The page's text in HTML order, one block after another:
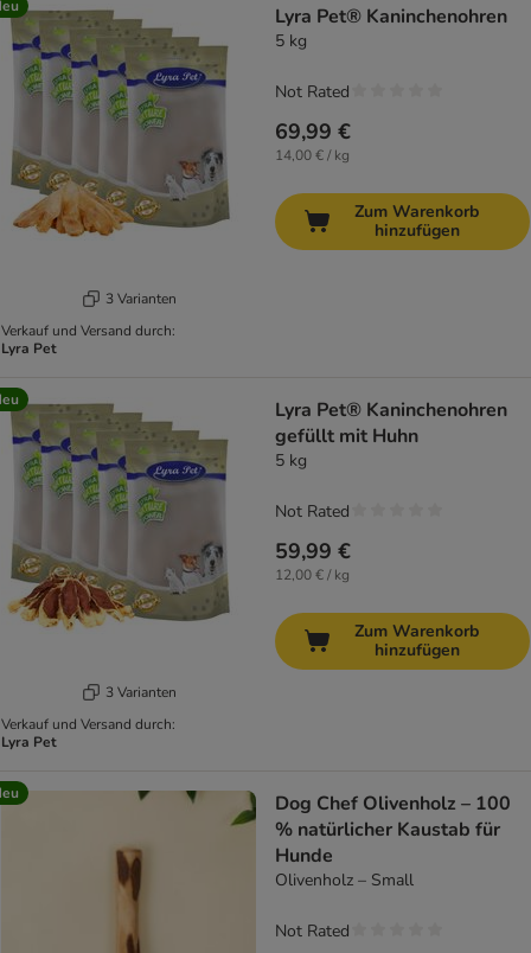
3 Varianten
Verkauf und Versand durch:
Lyra Pet
Lyra Pet® Kaninchenohren
5 kg
69,99 €
14,00 € / kg
Not Rated
Zum Warenkorb
hinzufügen
3 Varianten
Verkauf und Versand durch:
Lyra Pet
Lyra Pet® Kaninchenohren
gefüllt mit Huhn
5 kg
59,99 €
12,00 € / kg
Not Rated
Zum Warenkorb
hinzufügen
Dog Chef Olivenholz – 100
% natürlicher Kaustab für
Hunde
Olivenholz – Small
Not Rated